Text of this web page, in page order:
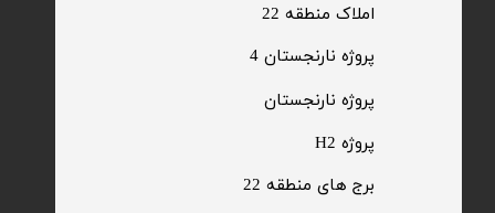
​املاک منطقه 22
برج های منطقه 22
پروژه H2
​پروژه نارنجستان
پروژه نارنجستان 4